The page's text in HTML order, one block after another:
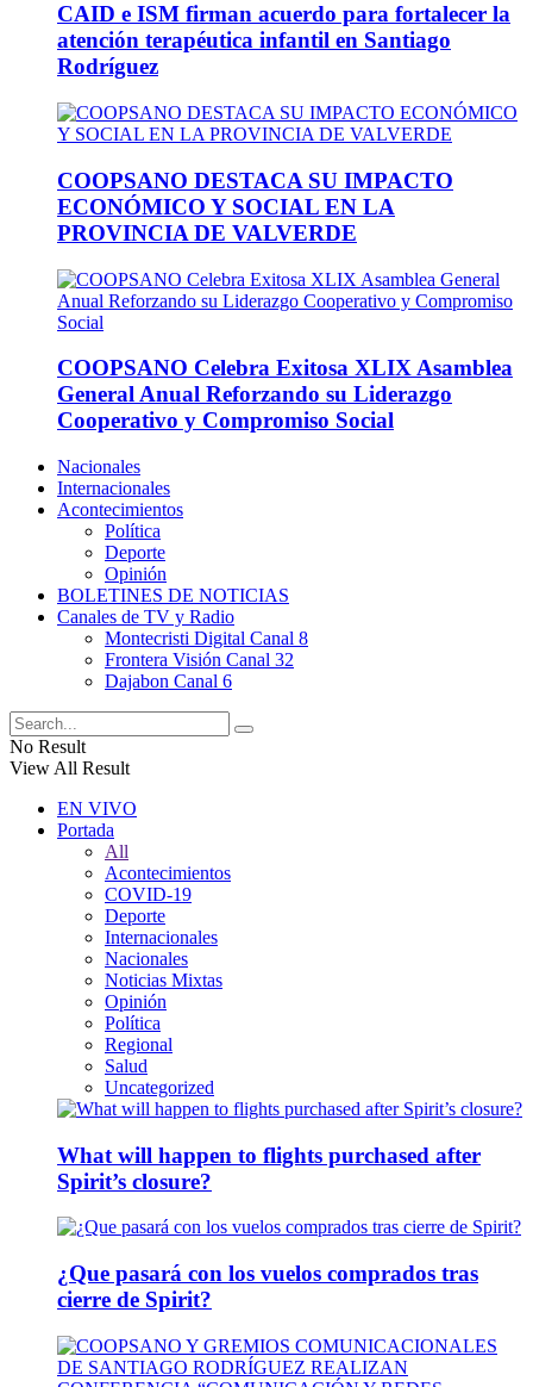
CAID e ISM firman acuerdo para fortalecer la
atención terapéutica infantil en Santiago
Rodríguez
COOPSANO DESTACA SU IMPACTO
ECONÓMICO Y SOCIAL EN LA
PROVINCIA DE VALVERDE
COOPSANO Celebra Exitosa XLIX Asamblea
General Anual Reforzando su Liderazgo
Cooperativo y Compromiso Social
Nacionales
Internacionales
Acontecimientos
Política
Deporte
Opinión
BOLETINES DE NOTICIAS
Canales de TV y Radio
Montecristi Digital Canal 8
Frontera Visión Canal 32
Dajabon Canal 6
No Result
View All Result
EN VIVO
Portada
All
Acontecimientos
COVID-19
Deporte
Internacionales
Nacionales
Noticias Mixtas
Opinión
Política
Regional
Salud
Uncategorized
What will happen to flights purchased after
Spirit’s closure?
¿Que pasará con los vuelos comprados tras
cierre de Spirit?